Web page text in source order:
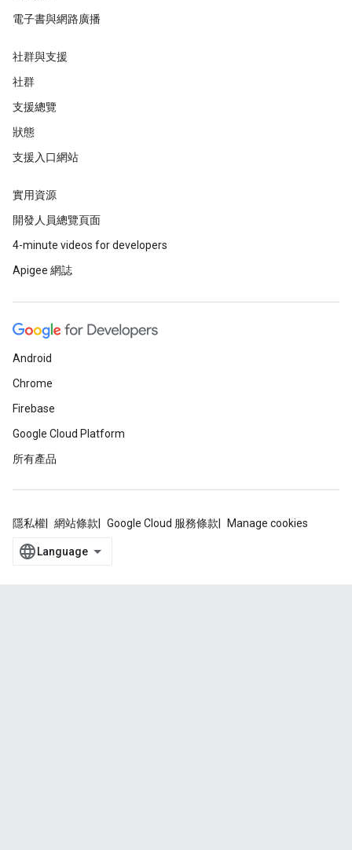
電子書與網路廣播
社群與支援
社群
支援總覽
狀態
支援入口網站
實用資源
開發人員總覽頁面
4-minute videos for developers
Apigee 網誌
Android
Chrome
Firebase
Google Cloud Platform
所有產品
隱私權 網站條款 Google Cloud 服務條款 Manage cookies